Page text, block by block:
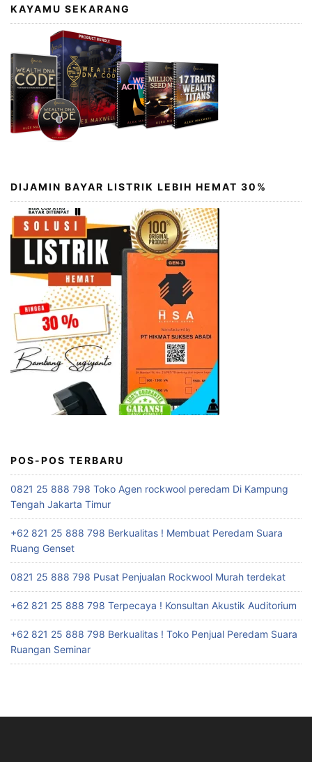
KAYAMU SEKARANG
DIJAMIN BAYAR LISTRIK LEBIH HEMAT 30%
POS-POS TERBARU
0821 25 888 798 Toko Agen rockwool peredam Di Kampung
Tengah Jakarta Timur
+62 821 25 888 798 Berkualitas ! Membuat Peredam Suara
Ruang Genset
0821 25 888 798 Pusat Penjualan Rockwool Murah terdekat
+62 821 25 888 798 Terpecaya ! Konsultan Akustik Auditorium
+62 821 25 888 798 Berkualitas ! Toko Penjual Peredam Suara
Ruangan Seminar